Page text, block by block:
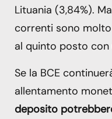
Lituania (3,84%).
correnti sono
al quinto posto con
Se la BCE
allentamento
deposito